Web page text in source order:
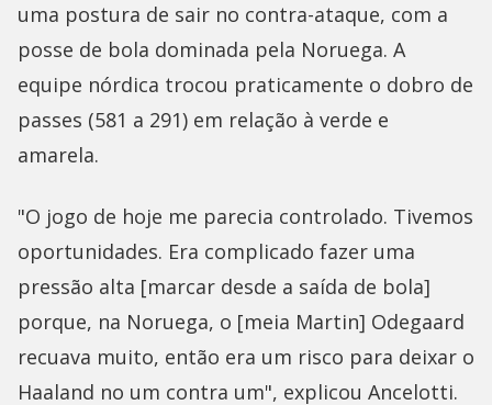
uma postura de sair no contra-ataque, com a
posse de bola dominada pela Noruega. A
equipe nórdica trocou praticamente o dobro de
passes (581 a 291) em relação à verde e
amarela.
"O jogo de hoje me parecia controlado. Tivemos
oportunidades. Era complicado fazer uma
pressão alta [marcar desde a saída de bola]
porque, na Noruega, o [meia Martin] Odegaard
recuava muito, então era um risco para deixar o
Haaland no um contra um", explicou Ancelotti.